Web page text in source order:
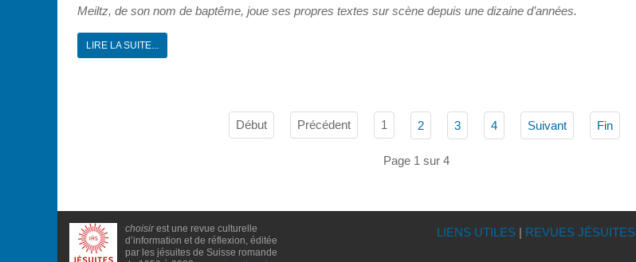
Meiltz, de son nom de baptême, joue ses propres textes sur scène depuis une dizaine d’années.
LIRE LA SUITE...
Début Précédent 1 2 3 4 Suivant Fin
Page 1 sur 4
choisirest une revue culturelle
d’information et de réflexion, éditée
par les jésuites de Suisse romande
LIENS UTILES| REVUES JÉSUITES